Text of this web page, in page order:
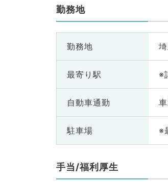
勤務地
勤務地
最寄り駅 ※
自動車通勤
駐車場 ※
手当/福利厚生